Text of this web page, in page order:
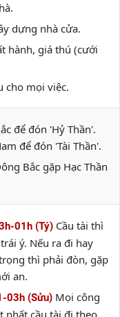
dựng nhà cửa.
hành, giá thú (cưới
cho mọi việc.
để đón 'Hỷ Thần'.
để đón 'Tài Thần'.
Bắc gặp Hạc Thần
01h (Tý) Cầu tài thì
ý. Nếu ra đi hay
thì phải đòn, gặp
an.
03h (Sửu) Mọi công
nhất cầu tài đi theo